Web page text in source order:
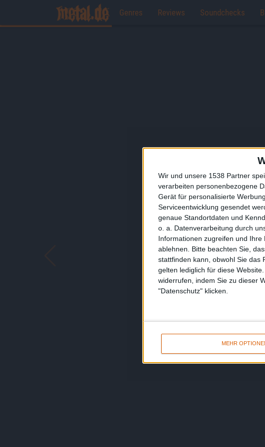
Wir und unsere 1538 Partner
verarbeiten personenbezogene
Gerät für personalisierte
Serviceentwicklung gesendet
genaue Standortdaten und
o. a. Datenverarbeitung durch
Informationen zugreifen und
ablehnen. Bitte beachten Sie,
stattfinden kann, obwohl Sie das
gelten lediglich für diese
widerrufen, indem Sie zu dieser
"Datenschutz" klicken.
MEHR
Genres Reviews Soundchecks